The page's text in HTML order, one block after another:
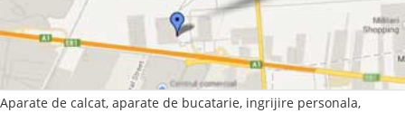
Aparate de calcat, aparate de bucatarie, ingrijire personala,